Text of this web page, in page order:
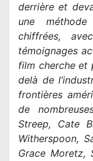
derrière et
une
chiffrées,
témoignages
film cherche et
delà de
frontières
de
Streep, Cate
Witherspoon,
Grace Moretz,